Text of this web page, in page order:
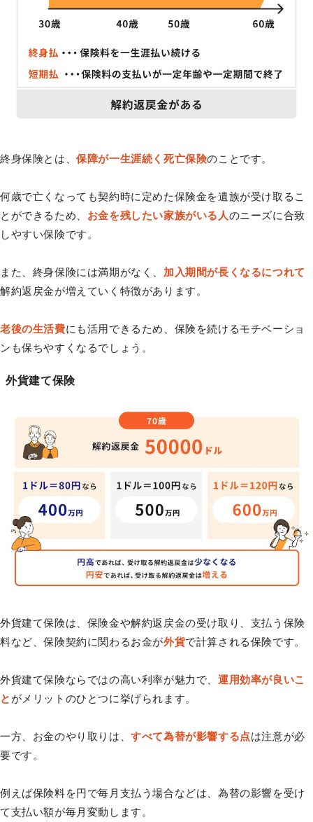
終身保険とは、保障が一生涯続く死亡保険のことです。
何歳で亡くなっても契約時に定めた保険金を遺族が受け取るこ
とができるため、 お金を残したい家族がいる人のニーズに合致
しやすい保険です。
また、終身保険には満期がなく、 加入期間が長くなるにつれて
解約返戻金が増えていく特徴があります。
老後の生活費にも活用できるため、保険を続けるモチベーショ
ンも保ちやすくなるでしょう。
外貨建て保険
外貨建て保険は、保険金や解約返戻金の受け取り、支払う保険
料など、保険契約に関わるお金が外貨で計算される保険です。
外貨建て保険ならではの高い利率が魅力で、運用効率が良いこ
と がメリットのひとつに挙げられます。
一方、お金のやり取りは、すべて為替が影響する点は注意が必
要です。
例えば保険料を円で毎月支払う場合などは、為替の影響を受け
て支払い額が毎月変動します。